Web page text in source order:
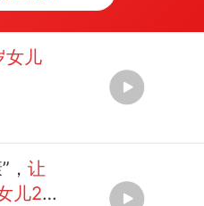
女儿
， 让
儿2